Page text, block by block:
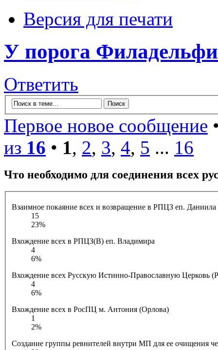
Версия для печати
У порога
Ответить
Первое новое сообщение
из 16 • 1, 2, 3, 4, 5 ... 16
Что необходимо для соединения всех
Взаимное покаяние всех и возвращение в РПЦЗ еп. Даниила
15
23%
Вхождение всех в РПЦЗ(В) еп. Владимира
4
6%
Вхождение всех Русскую Истинно-Православную Церковь
4
6%
Вхождение всех в РосПЦ м. Антония (Орлова)
1
2%
Создание группы ревнителей внутри МП для ее очищения